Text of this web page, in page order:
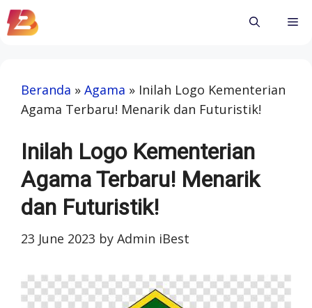
Skip
to
Beranda » Agama » Inilah Logo Kementerian
Agama Terbaru! Menarik dan Futuristik!
Inilah Logo Kementerian
Agama Terbaru! Menarik
dan Futuristik!
23 June 2023 by Admin iBest